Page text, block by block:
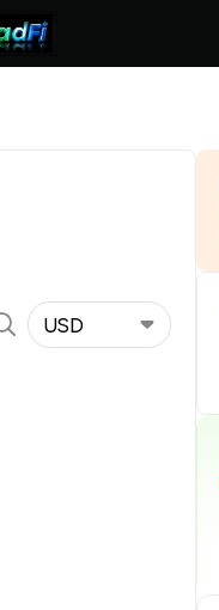
USD